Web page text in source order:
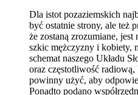
Dla istot pozaziemskich
być ostatnie strony, ale też
że zostaną zrozumiane,
szkic mężczyzny i kobiety,
schemat naszego Układu
oraz częstotliwość
powinny użyć, aby
Ponadto podano